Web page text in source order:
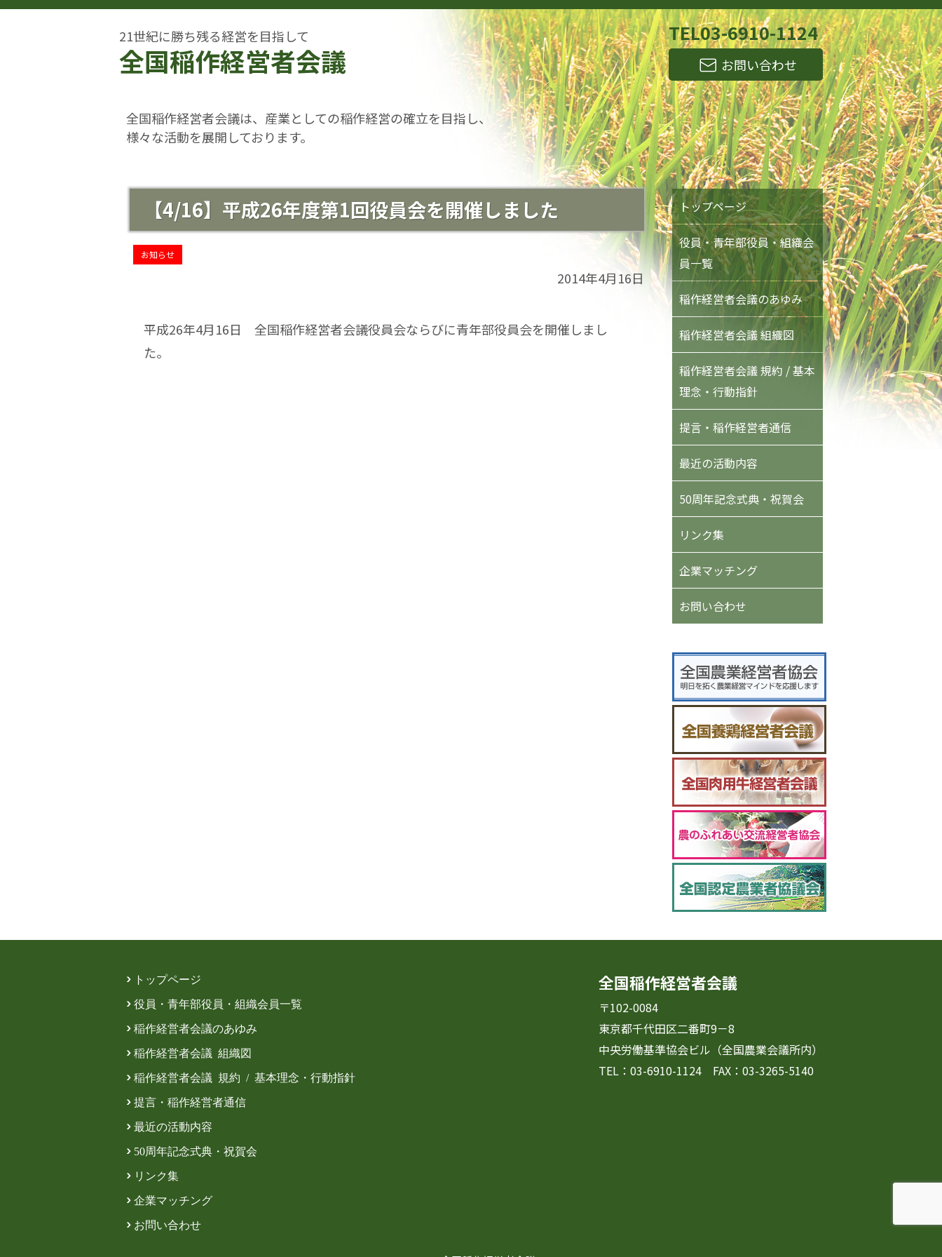
21世紀に勝ち残る経営を目指して
全国稲作経営者会議
TEL03-6910-1124
お問い合わせ
全国稲作経営者会議は、産業としての稲作経営の確立を目指し、
様々な活動を展開しております。
【4/16】平成26年度第1回役員会を開催しました
お知らせ
2014年4月16日
平成26年4月16日 全国稲作経営者会議役員会ならびに青年部役員会を開催しまし
た。
トップページ
役員・青年部役員・組織会
員一覧
稲作経営者会議のあゆみ
稲作経営者会議 組織図
稲作経営者会議 規約 / 基本
理念・行動指針
提言・稲作経営者通信
最近の活動内容
50周年記念式典・祝賀会
リンク集
企業マッチング
お問い合わせ
トップページ
役員・青年部役員・組織会員一覧
稲作経営者会議のあゆみ
稲作経営者会議 組織図
稲作経営者会議 規約 / 基本理念・行動指針
提言・稲作経営者通信
最近の活動内容
50周年記念式典・祝賀会
リンク集
企業マッチング
お問い合わせ
全国稲作経営者会議
〒102-0084
東京都千代田区二番町9－8
中央労働基準協会ビル（全国農業会議所内）
TEL：03-6910-1124 FAX：03-3265-5140